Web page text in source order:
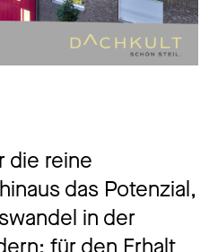
die reine
das Potenzial,
in der